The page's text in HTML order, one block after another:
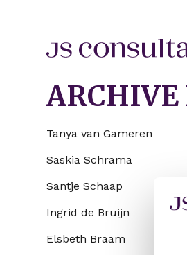
ARCHIVE
Tanya van Gameren
Saskia Schrama
Santje Schaap
Ingrid de Bruijn
Elsbeth Braam